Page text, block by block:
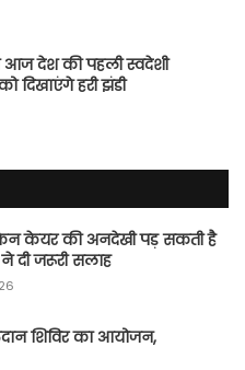
आज देश की पहली स्वदेशी
दिखाएंगे हरी झंडी
केयर की अनदेखी पड़ सकती है
ने दी जरूरी सलाह
शिविर का आयोजन,